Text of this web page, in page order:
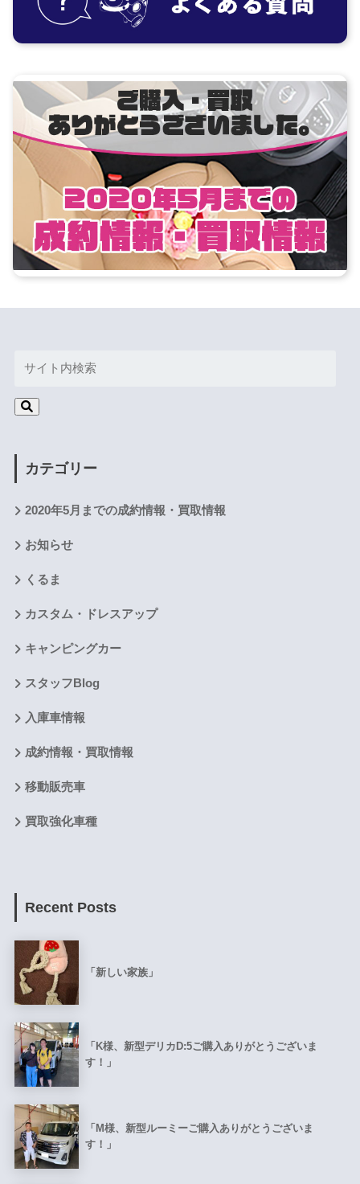
カテゴリー
2020年5月までの成約情報・買取情報
お知らせ
くるま
カスタム・ドレスアップ
キャンピングカー
スタッフBlog
入庫車情報
成約情報・買取情報
移動販売車
買取強化車種
Recent Posts
「新しい家族」
「K様、新型デリカD:5ご購入ありがとうございま
す！」
「M様、新型ルーミーご購入ありがとうございま
す！」